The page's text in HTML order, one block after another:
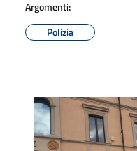
Argomenti:
Polizia